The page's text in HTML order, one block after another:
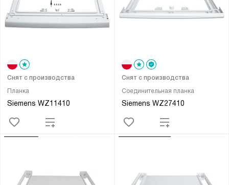
Планка
Siemens WZ11410
Снят с производства
Соединительная планка
Siemens WZ27410
Снят с производства